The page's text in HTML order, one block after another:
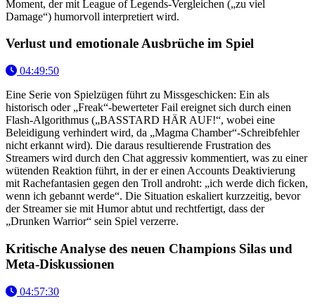
Moment, der mit League of Legends-Vergleichen („zu viel
Damage“) humorvoll interpretiert wird.
Verlust und emotionale Ausbrüche im Spiel
04:49:50
Eine Serie von Spielzügen führt zu Missgeschicken: Ein als
historisch oder „Freak“-bewerteter Fail ereignet sich durch einen
Flash-Algorithmus („BASSTARD HÄR AUF!“, wobei eine
Beleidigung verhindert wird, da „Magma Chamber“-Schreibfehler
nicht erkannt wird). Die daraus resultierende Frustration des
Streamers wird durch den Chat aggressiv kommentiert, was zu einer
wütenden Reaktion führt, in der er einen Accounts Deaktivierung
mit Rachefantasien gegen den Troll androht: „ich werde dich ficken,
wenn ich gebannt werde“. Die Situation eskaliert kurzzeitig, bevor
der Streamer sie mit Humor abtut und rechtfertigt, dass der
„Drunken Warrior“ sein Spiel verzerre.
Kritische Analyse des neuen Champions Silas und
Meta-Diskussionen
04:57:30